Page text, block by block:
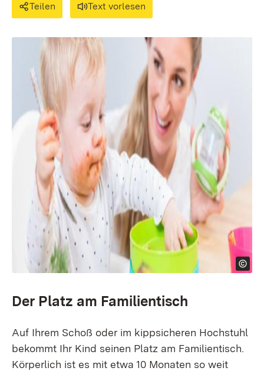
Teilen Text vorlesen
Der Platz am Familientisch
Auf Ihrem Schoß oder im kippsicheren Hochstuhl
bekommt Ihr Kind seinen Platz am Familientisch.
Körperlich ist es mit etwa 10 Monaten so weit